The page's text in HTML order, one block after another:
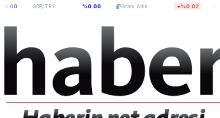
GBP/TRY 64,0893 %0.00 Gram Altın5.952,19 BTC